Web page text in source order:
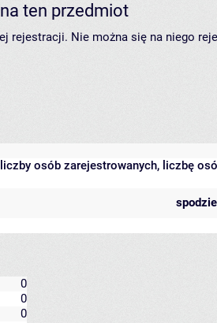
ten przedmiot
rejestracji. Nie można się na niego
osób zarejestrowanych, liczbę
0
0
0